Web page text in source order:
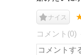
ナイス
コメント(0)